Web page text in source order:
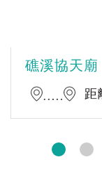
礁溪協天廟
距